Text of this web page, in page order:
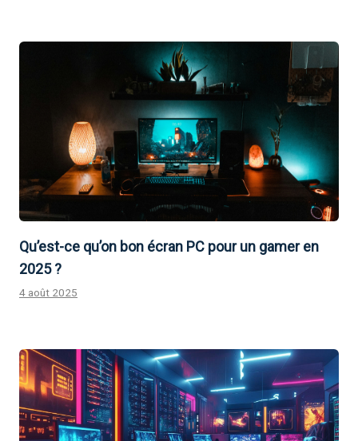
Qu’est-ce qu’on bon écran PC pour un gamer en
2025 ?
4 août 2025